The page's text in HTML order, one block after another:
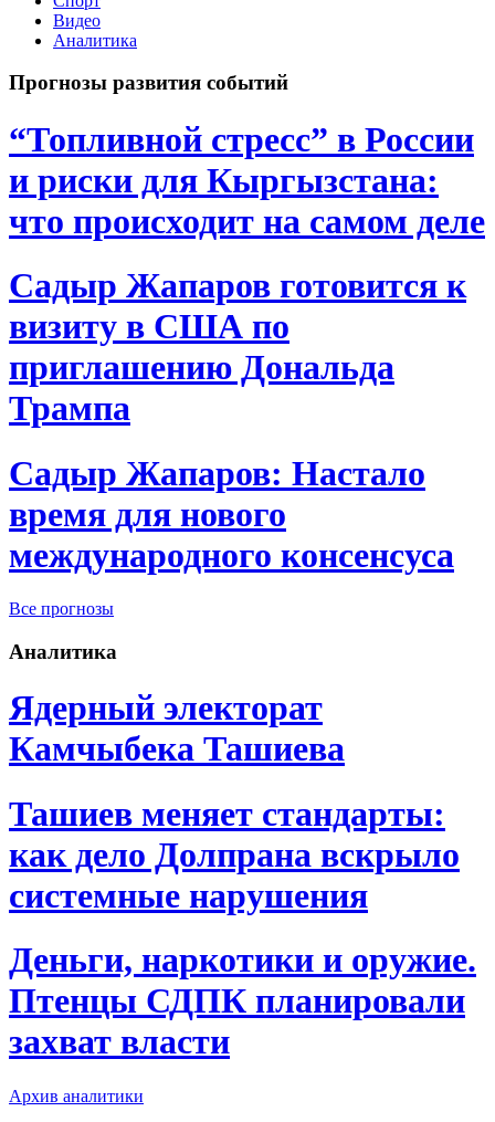
Видео
Аналитика
Прогнозы развития событий
“Топливной стресс” в России
и риски для Кыргызстана:
что происходит на самом деле
Садыр Жапаров готовится к
визиту в США по
приглашению Дональда
Трампа
Садыр Жапаров: Настало
время для нового
международного консенсуса
Все прогнозы
Аналитика
Ядерный электорат
Камчыбека Ташиева
Ташиев меняет стандарты:
как дело Долпрана вскрыло
системные нарушения
Деньги, наркотики и оружие.
Птенцы СДПК планировали
захват власти
Архив аналитики